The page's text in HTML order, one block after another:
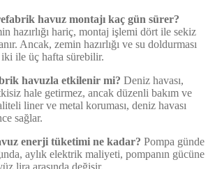
havuz montajı kaç gün sürer?
hazırlığı hariç, montaj işlemi dört ile sekiz
Ancak, zemin hazırlığı ve su doldurması
iki ile üç hafta sürebilir.
havuzla etkilenir mi? Deniz havası,
hale getirmez, ancak düzenli bakım ve
liner ve metal koruması, deniz havası
sağlar.
enerji tüketimi ne kadar? Pompa günde
aylık elektrik maliyeti, pompanın gücüne